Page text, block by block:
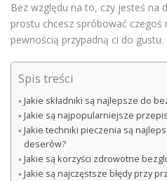
Bez względu na to, czy jesteś na
prostu chcesz spróbować czegoś
pewnością przypadną ci do gustu.
Spis treści
Jakie składniki są najlepsze do
Jakie są najpopularniejsze
Jakie techniki pieczenia są
deserów?
Jakie są korzyści zdrowotne
Jakie są najczęstsze błędy przy